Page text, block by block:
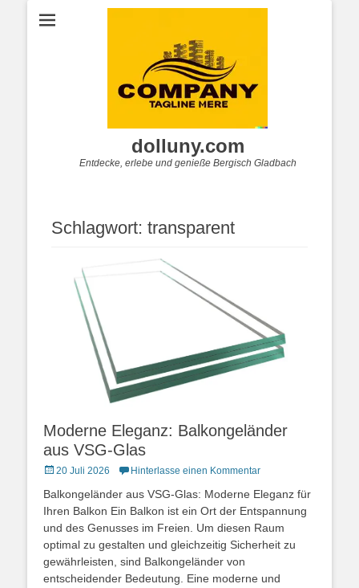
dolluny.com
Entdecke, erlebe und genieße Bergisch Gladbach
Schlagwort: transparent
Moderne Eleganz: Balkongeländer
aus VSG-Glas
Posted
20 Juli 2026 Hinterlasse einen Kommentar
Balkongeländer aus VSG-Glas: Moderne Eleganz für
Ihren Balkon Ein Balkon ist ein Ort der Entspannung
und des Genusses im Freien. Um diesen Raum
optimal zu gestalten und gleichzeitig Sicherheit zu
gewährleisten, sind Balkongeländer von
entscheidender Bedeutung. Eine moderne und